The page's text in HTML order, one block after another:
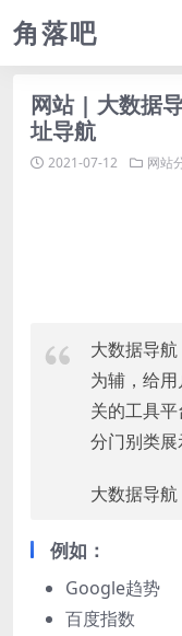
角落吧
网站 | 大数据
址导航
2021-07-12 网站
大数据导
为辅，给
关的工具
分门别类展
大数据导航
例如：
Google趋势
百度指数